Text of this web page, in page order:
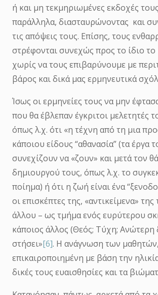
ή και μη τεκμηριωμένες εκδοχές
παράλληλα, διασταυρώνοντας και
τις απόψεις τους. Επίσης, τους
στρέφονται συνεχώς προς το ίδιο το
χωρίς να τους επιβαρύνουμε με
βάρος και δικά μας ερμηνευτικά
Ίσως οι ερμηνείες τους να μην
που θα έβλεπαν έγκριτοι μελετητές
όπως λ.χ. ότι «η τέχνη από τη μια
κάποιου είδους “αθανασία” (τα έργα
συνεχίζουν να «ζουν» και μετά τον
δημιουργού τους, όπως λ.χ. το
ποίημα) ή ότι η ζωή είναι ένα
οι επισκέπτες της, «αντικείμενα»
άλλου – ως τμήμα ενός ευρύτερου
κάποιος άλλος (Θεός; Τύχη; Ανώτερη
στήσει»[6]. Η ανάγνωση των
επικαιροποιημένη με βάση την
δικές τους ευαισθησίες και τα